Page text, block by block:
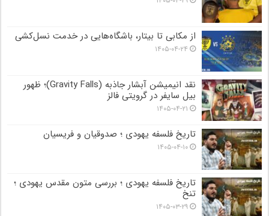
از مکابی تا بیتار، باشگاه‌هایی در خدمت نسل‌کشی
۱۴۰۵-۰۴-۲۴
نقد انیمیشن آبشار جاذبه (Gravity Falls)؛ ظهور
بیل سایفر در گرویتی فالز
۱۴۰۵-۰۴-۲۱
تاریخ فلسفه یهودی ؛ صدوقیان و فریسیان
۱۴۰۵-۰۴-۱۰
تاریخ فلسفه یهودی ؛ بررسی متون مقدس یهودی ؛
تنخ
۱۴۰۵-۰۳-۲۹